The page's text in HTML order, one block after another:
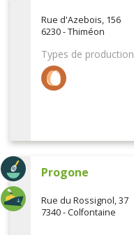
Rue d'Azebois, 156
6230 - Thiméon
Types de production
Progone
Rue du Rossignol, 37
7340 - Colfontaine